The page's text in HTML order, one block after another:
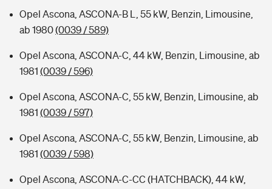
Opel Ascona, ASCONA-B L, 55 kW, Benzin, Limousine,
ab 1980(0039 / 589)
Opel Ascona, ASCONA-C, 44 kW, Benzin, Limousine, ab
1981 (0039 / 596)
Opel Ascona, ASCONA-C, 55 kW, Benzin, Limousine, ab
1981 (0039 / 597)
Opel Ascona, ASCONA-C, 55 kW, Benzin, Limousine, ab
1981 (0039 / 598)
Opel Ascona, ASCONA-C-CC (HATCHBACK), 44 kW,